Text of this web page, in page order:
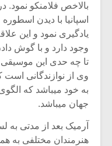
بالاخص فلامنکو
اسپانیا با دیدن
یادگیری نمود و این
وجود دارد و با گوش
تا چه حدی این
وی از نوازندگانی
به خود میباشد که
جهان میباشد.
آرمیک بعد از مدتی